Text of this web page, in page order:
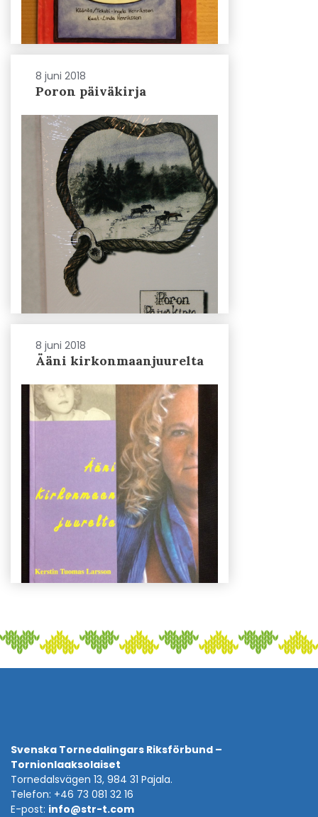
8 juni 2018
Poron päiväkirja
8 juni 2018
Ääni kirkonmaanjuurelta
Svenska Tornedalingars Riksförbund –
Tornionlaaksolaiset
Tornedalsvägen 13, 984 31 Pajala.
Telefon: +46 73 081 32 16
E-post: info@str-t.com